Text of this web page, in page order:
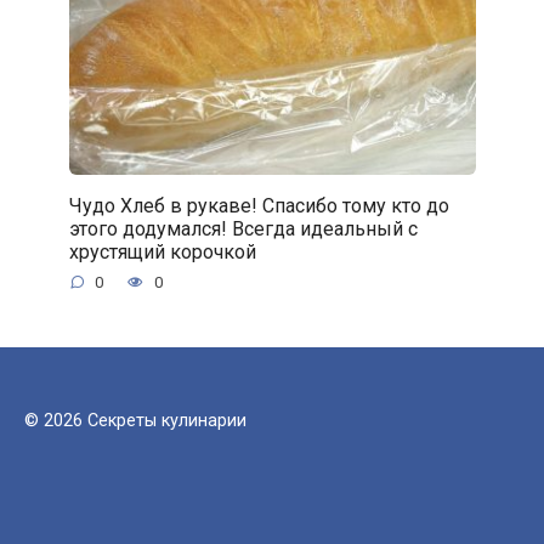
Чудо Хлеб в рукаве! Спасибо тому кто до
этого додумался! Всегда идеальный с
хрустящий корочкой
0 0
© 2026 Секреты кулинарии